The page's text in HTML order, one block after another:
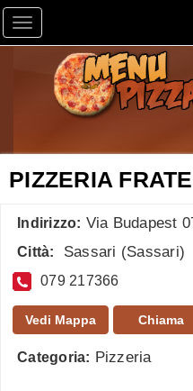
Toggle navigation
PIZZERIA
Indirizzo: Via Budapest
Città: Sassari (Sassari)
079 217366
Vedi Mappa Chiama
Categoria: Pizzeria